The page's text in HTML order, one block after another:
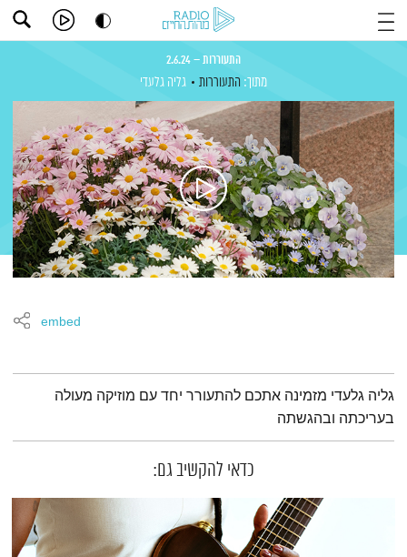
התעוררות – 2.6.24
מתוך: התעוררות גליה גלעדי
embed
תמצית הפודקאסט
גליה גלעדי מזמינה אתכם להתעורר יחד עם מוזיקה מעולה
בעריכתה ובהגשתה
כדאי להקשיב גם: